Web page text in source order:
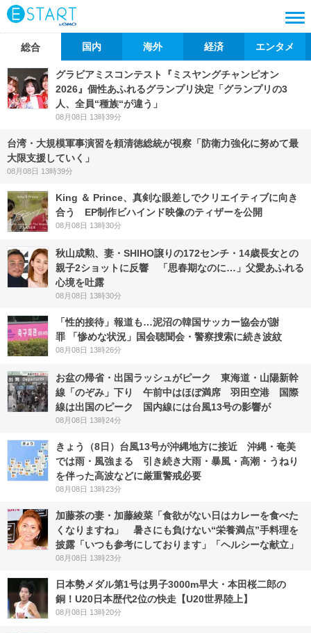
総合 国内 海外 経済 エンタメ
グラビアミスコンテスト『ミスヤングチャンピオン
2026』個性あふれるグランプリ決定「グランプリの3
人、全員“種族“が違う」
08月08日 13時39分
台湾・大規模軍事演習を頼清徳総統が視察「防衛力強化に努めて最
大限支援していく」
08月08日 13時39分
King ＆ Prince、真剣な眼差しでクリエイティブに向き
合う EP制作ビハインド映像のティザーを公開
08月08日 13時30分
秋山成勲、妻・SHIHO譲りの172センチ・14歳長女との
親子2ショットに反響 「思春期なのに…」父愛あふれる
心境を吐露
08月08日 13時30分
「性的接待」報道も…泥沼の韓国サッカー協会が謝
罪 「惨めな状況」国会聴聞会・警察捜索に続き波紋
08月08日 13時26分
お盆の帰省・出国ラッシュがピーク 東海道・山陽新幹
線「のぞみ」下り 午前中はほぼ満席 羽田空港 国際
線は出国のピーク 国内線には台風13号の影響が
08月08日 13時24分
きょう（8日）台風13号が沖縄地方に接近 沖縄・奄美
では雨・風強まる 引き続き大雨・暴風・高潮・うねり
を伴った高波などに厳重警戒必要
08月08日 13時23分
加藤茶の妻・加藤綾菜「食欲がない日はカレーを食べた
くなりますね」 暑さにも負けない“栄養満点”手料理を
披露「いつも参考にしております」「ヘルシーな献立」
08月08日 13時23分
日本勢メダル第1号は男子3000m早大・本田桜二郎の
銅！U20日本歴代2位の快走【U20世界陸上】
08月08日 13時20分